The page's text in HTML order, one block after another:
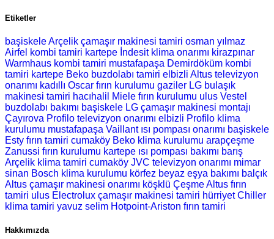
Etiketler
başiskele Arçelik çamaşır makinesi tamiri osman yılmaz
Airfel kombi tamiri kartepe İndesit klima onarımı kirazpınar
Warmhaus kombi tamiri mustafapaşa Demirdöküm kombi
tamiri kartepe Beko buzdolabı tamiri elbizli Altus televizyon
onarımı kadıllı Oscar fırın kurulumu gaziler LG bulaşık
makinesi tamiri hacıhalil Miele fırın kurulumu ulus Vestel
buzdolabı bakımı başiskele LG çamaşır makinesi montajı
Çayırova Profilo televizyon onarımı elbizli Profilo klima
kurulumu mustafapaşa Vaillant ısı pompası onarımı başiskele
Esty fırın tamiri cumaköy Beko klima kurulumu arapçeşme
Zanussi fırın kurulumu kartepe ısı pompası bakımı barış
Arçelik klima tamiri cumaköy JVC televizyon onarımı mimar
sinan Bosch klima kurulumu körfez beyaz eşya bakımı balçık
Altus çamaşır makinesi onarımı köşklü Çeşme Altus fırın
tamiri ulus Electrolux çamaşır makinesi tamiri hürriyet Chiller
klima tamiri yavuz selim Hotpoint-Ariston fırın tamiri
Hakkımızda